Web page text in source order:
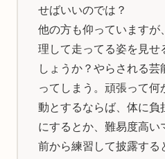
せばいいのでは？
他の方も仰っていますが
理して走ってる姿を見せ
しょうか？やらされる
ってしまう。頑張って
動とするならば、体に負
にするとか、難易度高い
前から練習して披露する